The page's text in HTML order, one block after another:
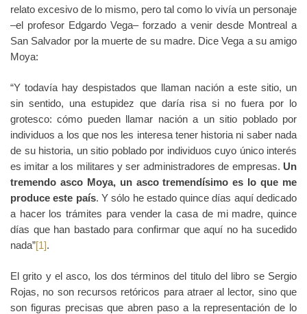
relato excesivo de lo mismo, pero tal como lo vivía un personaje
‒el profesor Edgardo Vega‒ forzado a venir desde Montreal a
San Salvador por la muerte de su madre. Dice Vega a su amigo
Moya:
“Y todavía hay despistados que llaman nación a este sitio, un
sin sentido, una estupidez que daría risa si no fuera por lo
grotesco: cómo pueden llamar nación a un sitio poblado por
individuos a los que nos les interesa tener historia ni saber nada
de su historia, un sitio poblado por individuos cuyo único interés
es imitar a los militares y ser administradores de empresas. Un
tremendo asco Moya, un asco tremendísimo es lo que me
produce este país. Y sólo he estado quince días aquí dedicado
a hacer los trámites para vender la casa de mi madre, quince
días que han bastado para confirmar que aquí no ha sucedido
nada”[1].
El grito y el asco, los dos términos del titulo del libro se Sergio
Rojas, no son recursos retóricos para atraer al lector, sino que
son figuras precisas que abren paso a la representación de lo